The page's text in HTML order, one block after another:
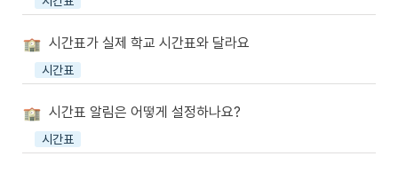
시간표가 실제 학교 시간표와 달라요
시간표
시간표 알림은 어떻게 설정하나요?
시간표